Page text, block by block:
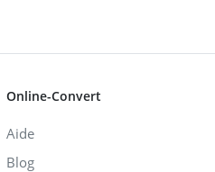
Online-Convert
Aide
Blog